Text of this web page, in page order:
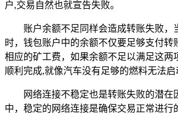
户,交易自然也就宣告失败。
账户余额不足同样会造成转账失败，
时，钱包账户中的余额不仅要足够支付转
相应的矿工费，如果余额不足以满足这两
顺利完成,就像汽车没有足够的燃料无法启
网络连接不稳定也是转账失败的潜在
中，稳定的网络连接是确保交易正常进行